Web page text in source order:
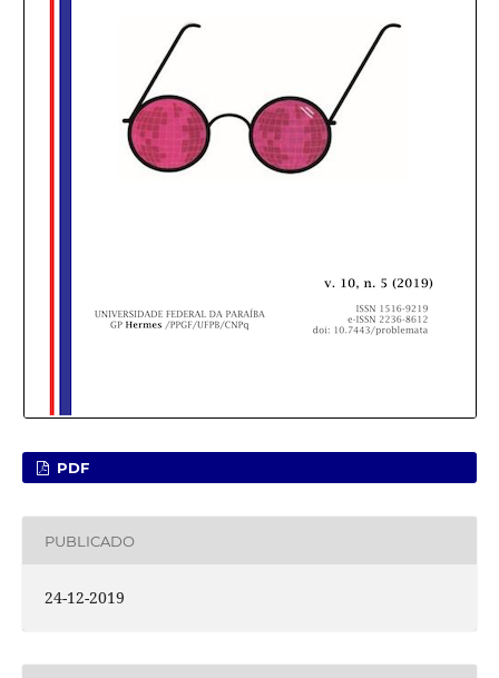
PDF
PUBLICADO
24-12-2019